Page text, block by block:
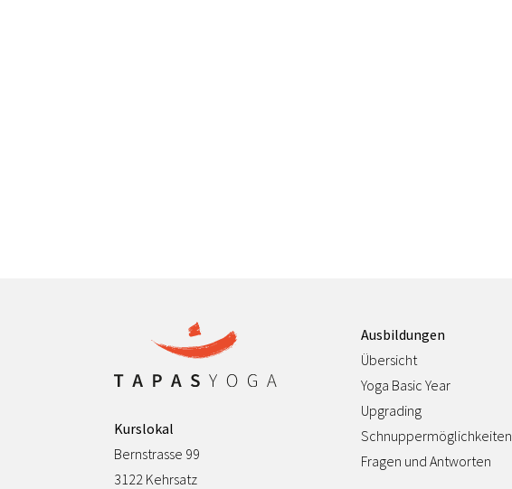
Kurslokal
Bernstrasse 99
3122 Kehrsatz
Ausbildungen
Übersicht
Yoga Basic Year
Upgrading
Schnuppermöglichkeiten
Fragen und Antworten